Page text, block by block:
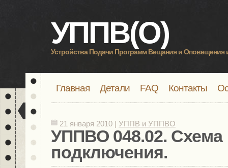
УППВ(О)
Устройства Подачи Программ Вещания и Оповещения
Главная Детали FAQ Контакты
21 января 2010 | УППВ и УППВО
УППВО 048.02. Схема
подключения.